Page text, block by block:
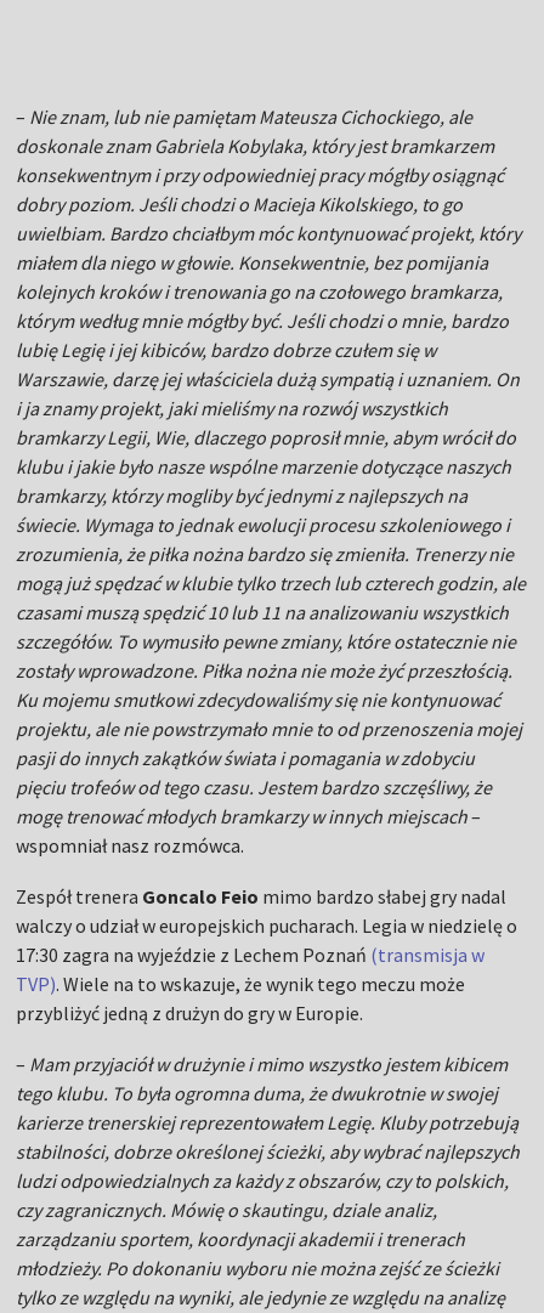
– Nie znam, lub nie pamiętam Mateusza Cichockiego, ale
doskonale znam Gabriela Kobylaka, który jest bramkarzem
konsekwentnym i przy odpowiedniej pracy mógłby osiągnąć
dobry poziom. Jeśli chodzi o Macieja Kikolskiego, to go
uwielbiam. Bardzo chciałbym móc kontynuować projekt, który
miałem dla niego w głowie. Konsekwentnie, bez pomijania
kolejnych kroków i trenowania go na czołowego bramkarza,
którym według mnie mógłby być. Jeśli chodzi o mnie, bardzo
lubię Legię i jej kibiców, bardzo dobrze czułem się w
Warszawie, darzę jej właściciela dużą sympatią i uznaniem. On
i ja znamy projekt, jaki mieliśmy na rozwój wszystkich
bramkarzy Legii, Wie, dlaczego poprosił mnie, abym wrócił do
klubu i jakie było nasze wspólne marzenie dotyczące naszych
bramkarzy, którzy mogliby być jednymi z najlepszych na
świecie. Wymaga to jednak ewolucji procesu szkoleniowego i
zrozumienia, że ​​piłka nożna bardzo się zmieniła. Trenerzy nie
mogą już spędzać w klubie tylko trzech lub czterech godzin, ale
czasami muszą spędzić 10 lub 11 na analizowaniu wszystkich
szczegółów. To wymusiło pewne zmiany, które ostatecznie nie
zostały wprowadzone. Piłka nożna nie może żyć przeszłością.
Ku mojemu smutkowi zdecydowaliśmy się nie kontynuować
projektu, ale nie powstrzymało mnie to od przenoszenia mojej
pasji do innych zakątków świata i pomagania w zdobyciu
pięciu trofeów od tego czasu. Jestem bardzo szczęśliwy, że
mogę trenować młodych bramkarzy w innych miejscach–
wspomniał nasz rozmówca.
Zespół trenera Goncalo Feio mimo bardzo słabej gry nadal
walczy o udział w europejskich pucharach. Legia w niedzielę o
17:30 zagra na wyjeździe z Lechem Poznań (transmisja w
TVP). Wiele na to wskazuje, że wynik tego meczu może
przybliżyć jedną z drużyn do gry w Europie.
– Mam przyjaciół w drużynie i mimo wszystko jestem kibicem
tego klubu. To była ogromna duma, że ​​dwukrotnie w swojej
karierze trenerskiej reprezentowałem Legię. Kluby potrzebują
stabilności, dobrze określonej ścieżki, aby wybrać najlepszych
ludzi odpowiedzialnych za każdy z obszarów, czy to polskich,
czy zagranicznych. Mówię o skautingu, dziale analiz,
zarządzaniu sportem, koordynacji akademii i trenerach
młodzieży. Po dokonaniu wyboru nie można zejść ze ścieżki
tylko ze względu na wyniki, ale jedynie ze względu na analizę